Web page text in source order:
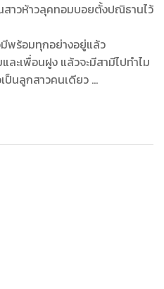
สาวห้าวลุคทอมบอยตั้งปณิธานไว้
พร้อมทุกอย่างอยู่แล้ว
ละเพื่อนฝูง แล้วจะมีสามีไปทำไม
นลูกสาวคนเดียว
กทั้งหาเรื่องจับคู่ดูตัวให้สารพัด
องพราวนภา
เธอ เพราะทั้งคู่เป็นผู้มีพระคุณ
นหญิงมาทำให้ทั้งสองกลุ้มใจ
ามรัก’